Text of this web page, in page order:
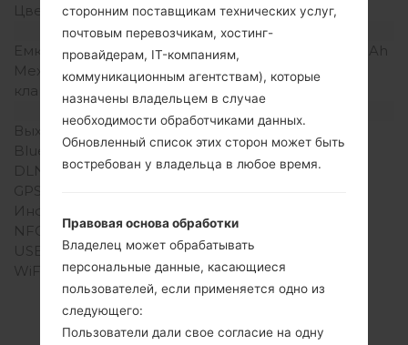
Цвета экрана
256K цветов
Аккумулятор и клавиатура
Емкость аккумулятора
Съемный Li-Ion 1000 mAh
Механическая
клавиатура
-
Интерфейсы
Выход для аудио
-
Bluetooth
Версия 2.1, A2DP
DLNA
Нет
GPS
Инфракрасный порт
NFC
Нет
USB
microUSB 2.0 2.0
WiFi
Wi-Fi 802.11b/g
сторонним поставщикам технических услуг,
почтовым перевозчикам, хостинг-
провайдерам, IT-компаниям,
коммуникационным агентствам), которые
назначены владельцем в случае
необходимости обработчиками данных.
Обновленный список этих сторон может быть
востребован у владельца в любое время.
Правовая основа обработки
Владелец может обрабатывать
персональные данные, касающиеся
пользователей, если применяется одно из
следующего:
Пользователи дали свое согласие на одну